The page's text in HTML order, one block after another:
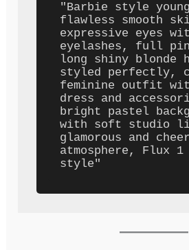
"Barbie style young
flawless smooth
expressive eyes
eyelashes, full
long shiny blonde
styled perfectly,
feminine outfit
dress and
bright pastel
with soft studio
glamorous and
atmosphere, Flux 1